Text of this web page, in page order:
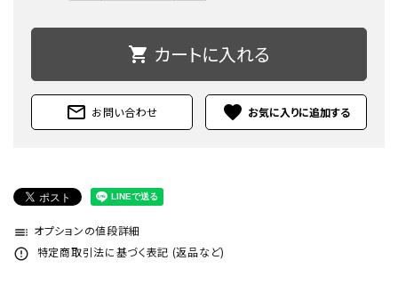
shopping_cart カートに入れる
mail_outline お問い合わせ favorite
toc オプションの値段詳細
error_outline 特定商取引法に基づく表記 (返品など)